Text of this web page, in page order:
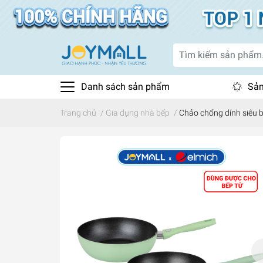
Danh sách sản phẩm
Trang chủ / Gia dụng nhà bếp / Chảo chống dính siêu